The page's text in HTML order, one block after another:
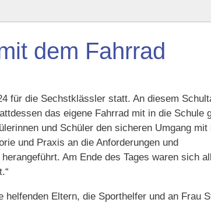
dem Fahrrad
für die Sechstklässler statt. An diesem
das eigene Fahrrad mit in die Schule
und Schüler den sicheren Umgang mit
und Praxis an die Anforderungen und
Am Ende des Tages waren sich
helfenden Eltern, die Sporthelfer und an Frau